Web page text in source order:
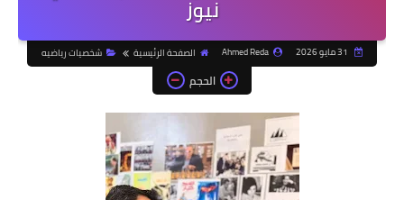
نيوز
Ahmed Reda الصفحة الرئيسية شخصيات رياضيه
الحجم